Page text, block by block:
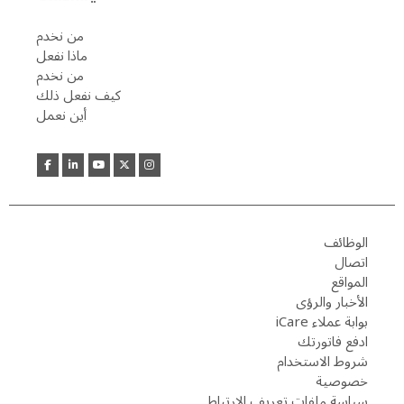
من نخدم
ماذا نفعل
من نخدم
كيف نفعل ذلك
أين نعمل
الوظائف
اتصال
المواقع
الأخبار والرؤى
بوابة عملاء iCare
ادفع فاتورتك
شروط الاستخدام
خصوصية